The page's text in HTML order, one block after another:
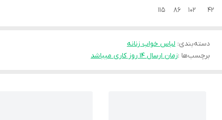
42 102 86 115
دسته‌بندی: لباس خواب زنانه
برچسب‌ها :زمان ارسال ۱۴ روز کاری میباشد